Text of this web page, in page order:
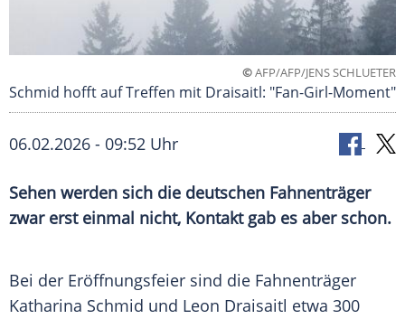
©AFP/AFP/JENS SCHLUETER
Schmid hofft auf Treffen mit Draisaitl: "Fan-Girl-Moment"
06.02.2026 - 09:52 Uhr
Sehen werden sich die deutschen Fahnenträger
zwar erst einmal nicht, Kontakt gab es aber schon.
Bei der Eröffnungsfeier sind die Fahnenträger
Katharina Schmid und Leon Draisaitl etwa 300